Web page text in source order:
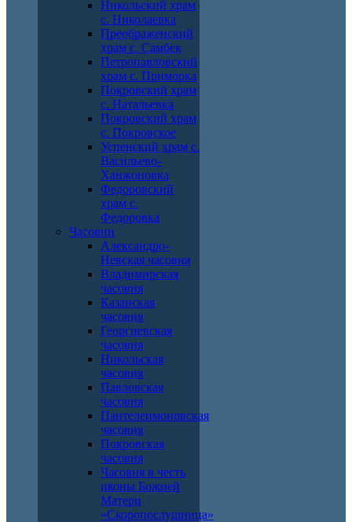
Никольский храм
с. Николаевка
Преображенский
храм с. Самбек
Петропавловский
храм с. Приморка
Покровский храм
с. Натальевка
Покровский храм
с. Покровское
Успенский храм с.
Васильево-
Ханжоновка
Федоровский
храм с.
Федоровка
Часовни
Александро-
Невская часовня
Владимирская
часовня
Казанская
часовня
Георгиевская
часовня
Никольская
часовня
Павловская
часовня
Пантелеимоновская
часовня
Покровская
часовня
Часовня в честь
иконы Божией
Матери
«Скоропослушница»